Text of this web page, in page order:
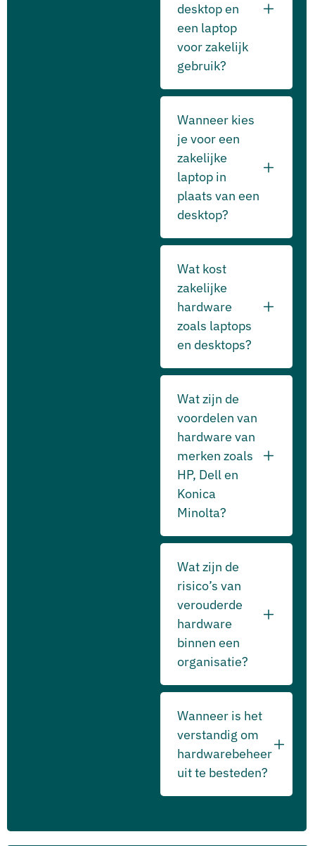
desktop en
een laptop
voor zakelijk
gebruik?
Wanneer kies
je voor een
zakelijke
laptop in
plaats van een
desktop?
Wat kost
zakelijke
hardware
zoals laptops
en desktops?
Wat zijn de
voordelen van
hardware van
merken zoals
HP, Dell en
Konica
Minolta?
Wat zijn de
risico’s van
verouderde
hardware
binnen een
organisatie?
Wanneer is het
verstandig om
hardwarebeheer
uit te besteden?